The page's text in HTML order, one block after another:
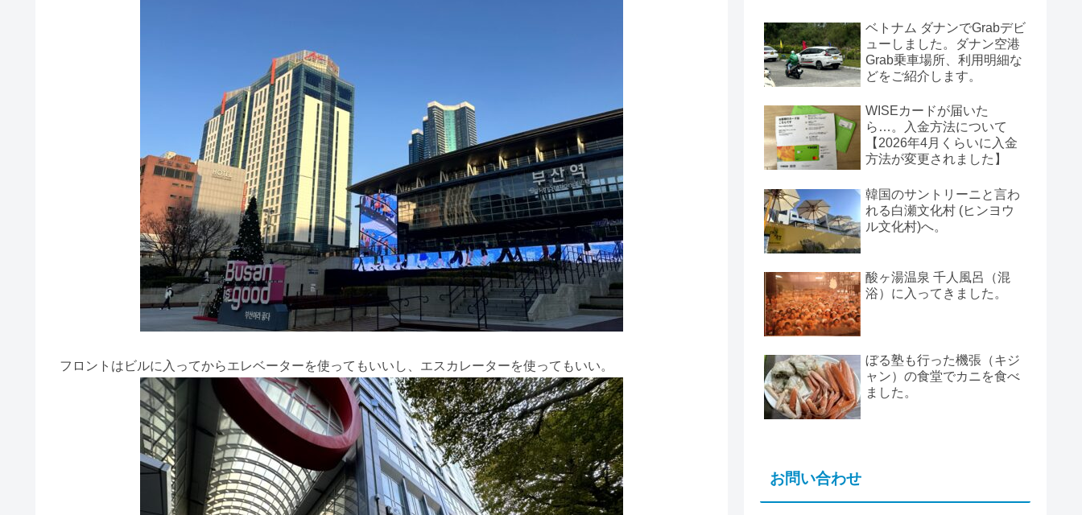
フロントはビルに入ってからエレベーターを使ってもいいし、エスカレーターを使ってもいい。
ベトナム ダナンでGrabデビ
ューしました。ダナン空港
Grab乗車場所、利用明細な
どをご紹介します。
WISEカードが届いた
ら…。入金方法について
【2026年4月くらいに入金
方法が変更されました】
韓国のサントリーニと言わ
れる白瀬文化村 (ヒンヨウ
ル文化村)へ。
酸ヶ湯温泉 千人風呂（混
浴）に入ってきました。
ぼる塾も行った機張（キジ
ャン）の食堂でカニを食べ
ました。
お問い合わせ